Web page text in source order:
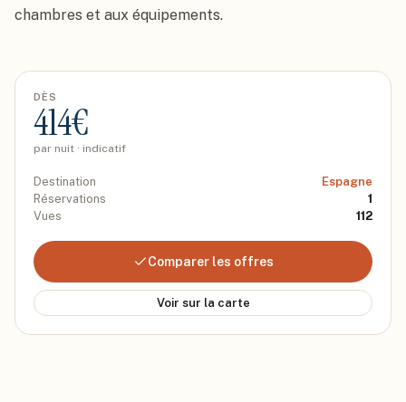
chambres et aux équipements.
DÈS
414€
par nuit · indicatif
Destination
Espagne
Réservations
1
Vues
112
Comparer les offres
Voir sur la carte